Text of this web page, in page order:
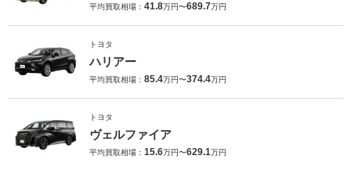
平均買取相場： 41.8万円〜689.7万円
トヨタ
ハリアー
平均買取相場： 85.4万円〜374.4万円
トヨタ
ヴェルファイア
平均買取相場： 15.6万円〜629.1万円